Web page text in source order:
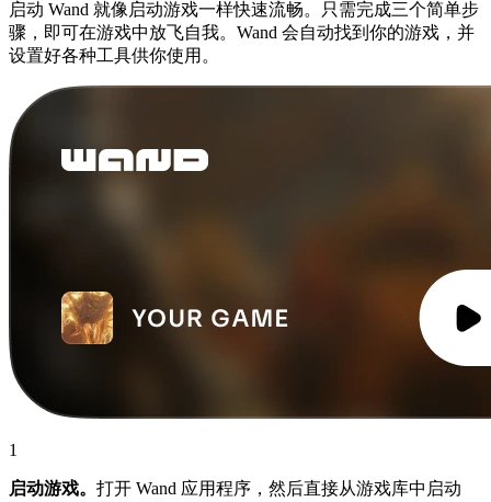
启动 Wand 就像启动游戏一样快速流畅。只需完成三个简单步
骤，即可在游戏中放飞自我。Wand 会自动找到你的游戏，并
设置好各种工具供你使用。
1
启动游戏。 打开 Wand 应用程序，然后直接从游戏库中启动